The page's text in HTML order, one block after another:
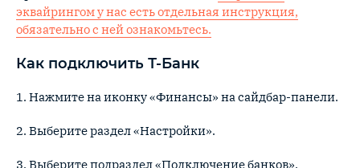
эквайрингом у нас есть отдельная инструкция,
обязательно с ней ознакомьтесь.
Как подключить Т-Банк
1. Нажмите на иконку «Финансы» на сайдбар-панели.
2. Выберите раздел «Настройки».
3. Выберите подраздел «Подключение банков».